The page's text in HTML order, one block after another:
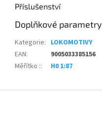
Příslušenství
Doplňkové parametry
Kategorie: LOKOMOTIVY
EAN:
9005033385156
Měřítko :: H0 1:87